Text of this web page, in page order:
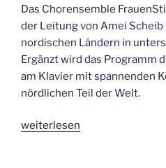
Das Chorensemble
der Leitung von Amei Scheib
nordischen Ländern in
Ergänzt wird das Programm
am Klavier mit spannenden
nördlichen Teil der Welt.
„Nordwärts
weiterlesen